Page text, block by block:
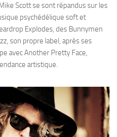
Scott se sont répandus sur les
psychédélique soft et
Explodes, des Bunnymen
son propre label, après ses
avec Another Pretty Face,
artistique.